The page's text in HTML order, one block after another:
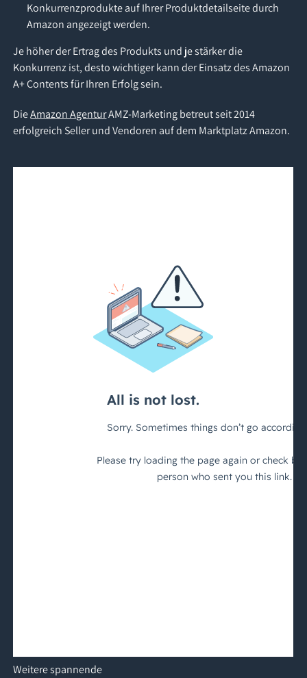
Konkurrenzprodukte auf Ihrer Produktdetailseite durch
Amazon angezeigt werden.
Je höher der Ertrag des Produkts und je stärker die
Konkurrenz ist, desto wichtiger kann der Einsatz des Amazon
A+ Contents für Ihren Erfolg sein.
DieAmazon AgenturAMZ-Marketing betreut seit 2014
erfolgreich Seller und Vendoren auf dem Marktplatz Amazon.
Weiterespannende